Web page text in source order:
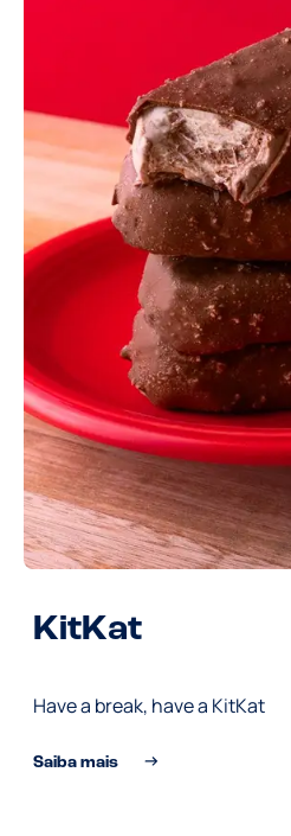
KitKat
Have a break, have a KitKat
Saiba mais